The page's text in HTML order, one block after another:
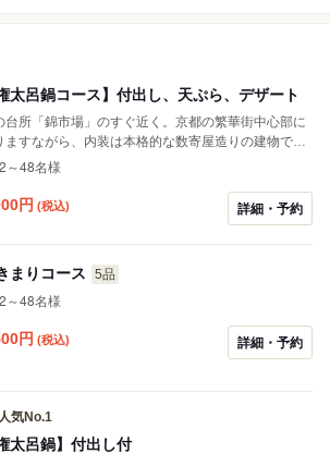
太呂鍋コース】付出し、天ぷら、デザート
台所「錦市場」のすぐ近く。京都の繁華街中心部に
ますながら、内装は本格的な数寄屋造りの建物で
名物「権太呂鍋」はもちろん、うどん、そば、丼物
2～48名様
円 (税込) 詳細・予約
まりコース 5品
2～48名様
円 (税込) 詳細・予約
人気No.1
太呂鍋】付出し付